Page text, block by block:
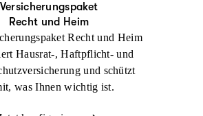
Versicherungspaket
Recht und Heim
Recht und Heim
Hausrat-, Haftpflicht- und
und schützt
was Ihnen wichtig ist.